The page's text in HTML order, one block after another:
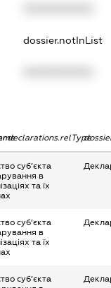
dossier.notInList
суб’єкта
в
та їх
суб’єкта
в
та їх
суб’єкта